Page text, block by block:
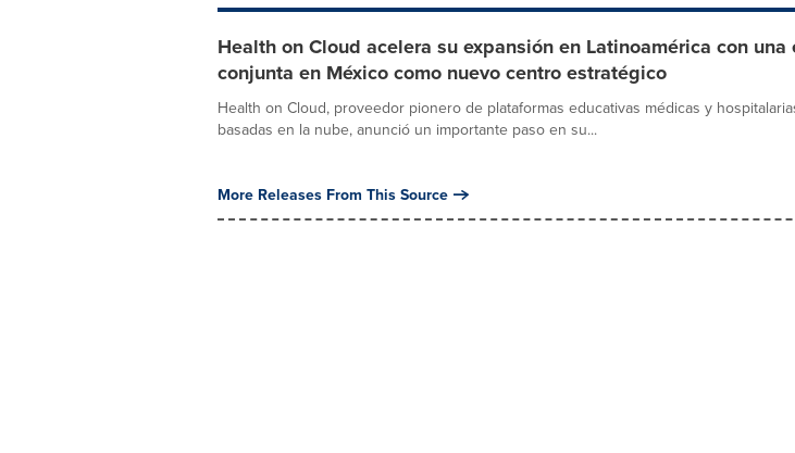
Health on Cloud acelera su expansión en Latinoamérica con una
conjunta en México como nuevo centro estratégico
Health on Cloud, proveedor pionero de plataformas educativas médicas y
basadas en la nube, anunció un importante paso en su...
More Releases From This Source